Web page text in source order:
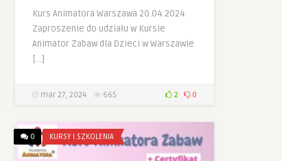
Kurs Animatora Warszawa 20.04.2024
Zaproszenie do udziału w Kursie
Animator Zabaw dla Dzieci w Warszawie
[…]
mar 27, 2024 665 2 0
0 KURSY I SZKOLENIA